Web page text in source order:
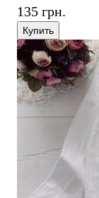
135 грн.
Купить